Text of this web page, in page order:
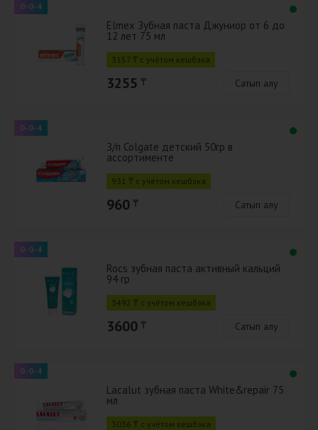
0-0-4
Elmex Зубная паста Джуниор от 6 до
12 лет 75 мл
3157 ₸ с учётом кешбэка
3255 ₸ Сатып алу
0-0-4
З/п Colgate детский 50гр в
ассортименте
931 ₸ с учётом кешбэка
960 ₸ Сатып алу
0-0-4
Rocs зубная паста активный кальций
94 гр
3492 ₸ с учётом кешбэка
3600 ₸ Сатып алу
0-0-4
Lacalut зубная паста White&repair 75
мл
3036 ₸ с учётом кешбэка